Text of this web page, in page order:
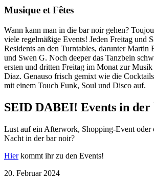
Musique et Fêtes
Wann kann man in die bar noir gehen?
viele regelmäßige Events! Jeden Freitag und
Residents an den Turntables, darunter Martin
und Swen G. Noch deeper das Tanzbein
ersten und dritten Freitag im Monat zur
Diaz. Genauso frisch gemixt wie die
mit einem Touch Funk, Soul und Disco auf.
SEID DABEI! Events in
Lust auf ein Afterwork, Shopping-Event oder
Nacht in der bar noir?
Hierkommt ihr zu den Events!
20. Februar 2024